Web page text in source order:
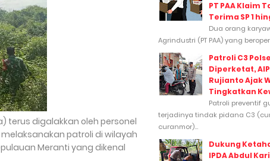
terus digalakkan oleh personel
melaksanakan patroli di wilayah
Meranti yang dikenal
PT PAA Klaim
Terima SP 1
Dua orang
Agrindustri (PT PAA) yang
Patroli C3
Diperketat,
Rujianto Ajak
Tingkatkan
Patroli preventif
terjadinya tindak pidana C3
curanmor)...
Dukung
IPDA Abdul